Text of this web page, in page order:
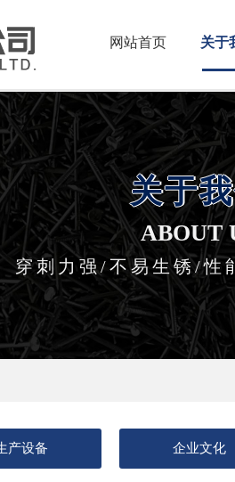
网站首页 关于
关于
ABOUT
穿刺力强/不易生锈/性
产设备 企业文化